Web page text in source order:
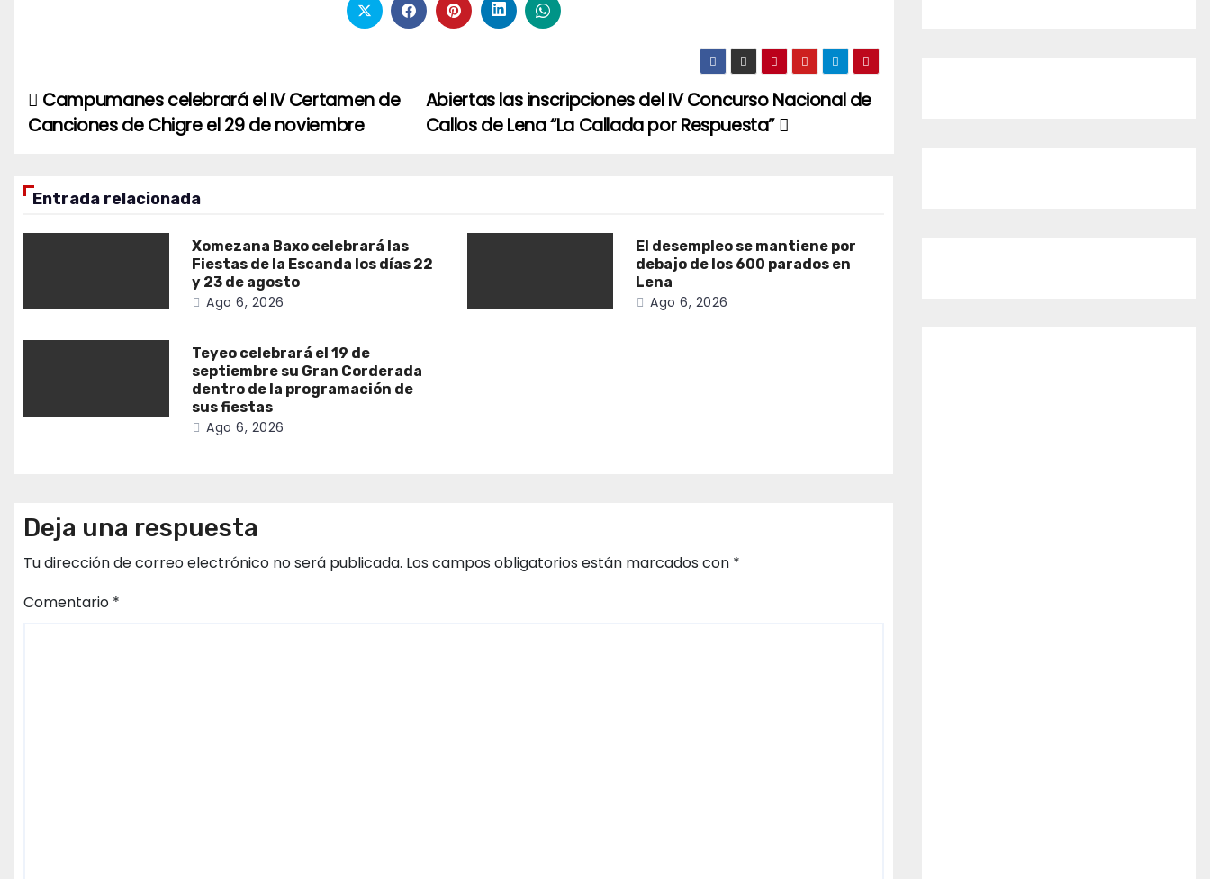
Navegación
de
entradas
Abiertas las inscripciones del IV Concurso Nacional de
Callos de Lena “La Callada por Respuesta”
Campumanes celebrará el IV Certamen de
Canciones de Chigre el 29 de noviembre
Entrada relacionada
Xomezana Baxo celebrará las
Fiestas de la Escanda los días 22
y 23 de agosto
Ago 6, 2026
El desempleo se mantiene por
debajo de los 600 parados en
Lena
Ago 6, 2026
Teyeo celebrará el 19 de
septiembre su Gran Corderada
dentro de la programación de
sus fiestas
Ago 6, 2026
Deja una respuesta
Tu dirección de correo electrónico no será publicada. Los campos obligatorios están marcados con *
Comentario *